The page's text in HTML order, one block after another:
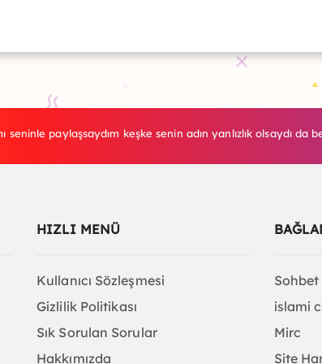
seninle paylaşsaydım keşke senin adın yanlızlık olsaydı da
HIZLI MENÜ
Kullanıcı Sözleşmesi
Gizlilik Politikası
Sık Sorulan Sorular
Hakkımızda
Sohbet
islami
Mirc
Site